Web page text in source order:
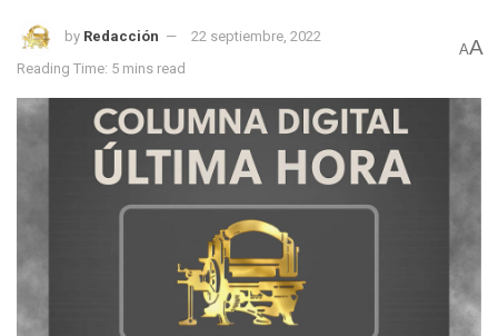
by Redacción
22 septiembre, 2022
Reading Time: 5 mins read
AA